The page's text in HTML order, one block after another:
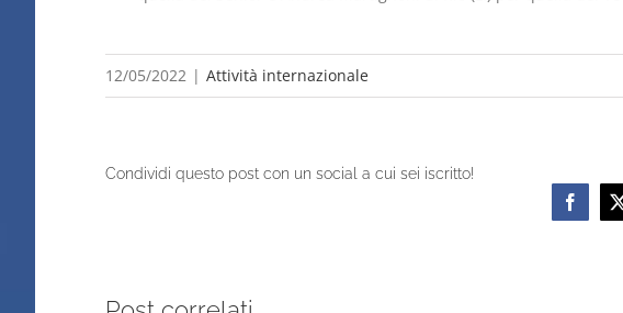
12/05/2022 | Attività internazionale
Condividi questo post con un social a cui sei iscritto!